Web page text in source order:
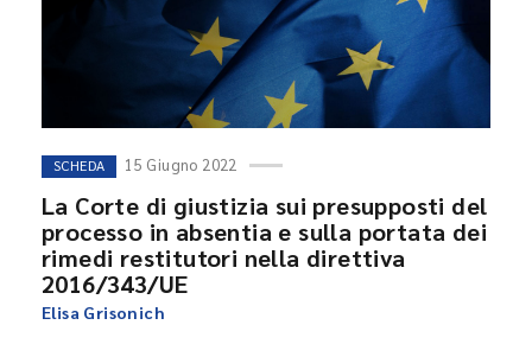
SCHEDA 15 Giugno 2022
La Corte di giustizia sui presupposti del
processo in absentia e sulla portata dei
rimedi restitutori nella direttiva
2016/343/UE
Elisa Grisonich